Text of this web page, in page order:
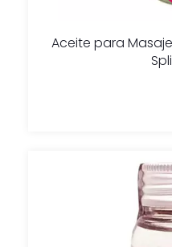
Aceite para